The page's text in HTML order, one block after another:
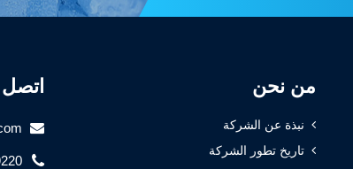
من نحن
نبذة عن الشركة
تاريخ تطور الشركة
اتصل